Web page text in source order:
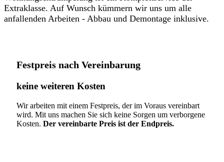
Extraklasse. Auf Wunsch kümmern wir uns um alle
anfallenden Arbeiten - Abbau und Demontage inklusive.
Festpreis nach Vereinbarung
keine weiteren Kosten
Wir arbeiten mit einem Festpreis, der im Voraus vereinbart
wird. Mit uns machen Sie sich keine Sorgen um verborgene
Kosten. Der vereinbarte Preis ist der Endpreis.